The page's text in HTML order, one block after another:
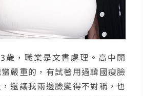
歲，職業是文書處理。高中開
嚴重的，有試著用過韓國瘦臉
還讓我兩邊臉變得不對稱，也